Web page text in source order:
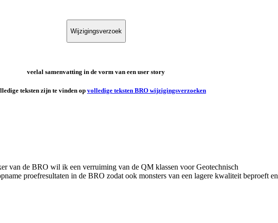
Wijzigingsverzoek
veelal samenvatting in de vorm van een user story
teksten zijn te vinden opvolledige teksten BRO wijzigingsverzoeken
van de BRO wil ik een verruiming van de QM klassen voor Geotechnisch
proefresultaten in de BRO zodat ook monsters van een lagere kwaliteit beproeft en